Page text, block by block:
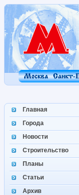
Главная
Города
Новости
Строительство
Планы
Статьи
Архив